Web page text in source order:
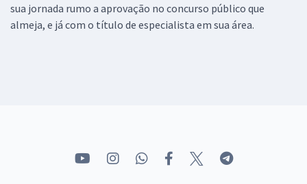
sua jornada rumo a aprovação no concurso público que
almeja, e já com o título de especialista em sua área.